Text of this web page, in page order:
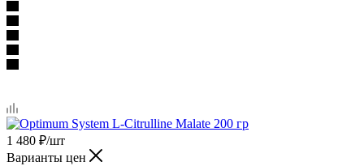
1 480 ₽/шт
Варианты цен